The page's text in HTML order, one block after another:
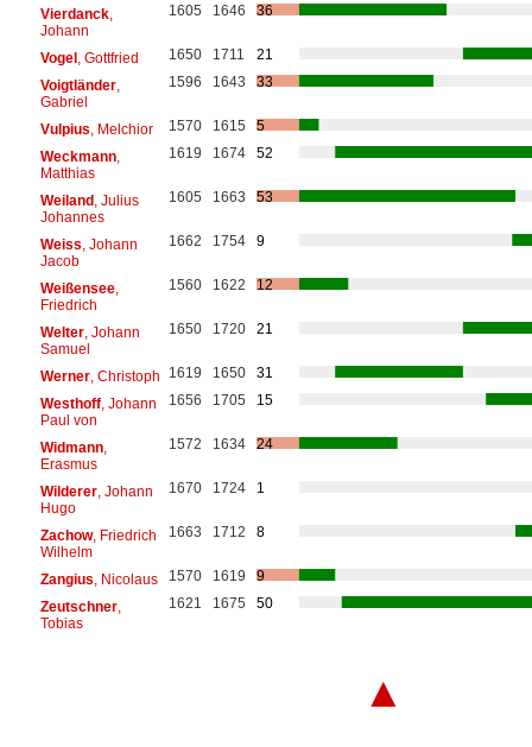
Vierdanck,
Johann
1605 1646 36
Vogel, Gottfried 1650 1711
21
Voigtländer,
Gabriel
1596 1643 33
Vulpius , Melchior 1570 1615
5
Weckmann,
Matthias
1619 1674 52
Weiland, Julius
Johannes
1605 1663 53
Weiss , Johann
Jacob
1662 1754 9
Weißensee,
Friedrich
1560 1622 12
Welter, Johann
Samuel
1650 1720 21
Werner, Christoph 1619 1650
31
Westhoff, Johann
Paul von
1656 1705 15
Widmann,
Erasmus
1572 1634 24
Wilderer, Johann
Hugo
1670 1724 1
Zachow, Friedrich
Wilhelm
1663 1712 8
Zangius , Nicolaus 1570 1619
9
Zeutschner,
Tobias
1621 1675 50
▲